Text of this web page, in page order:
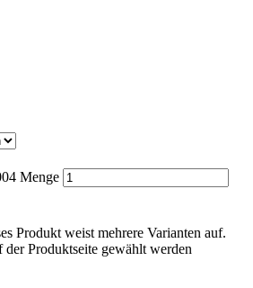
Menge
Produkt weist mehrere Varianten auf.
Produktseite gewählt werden